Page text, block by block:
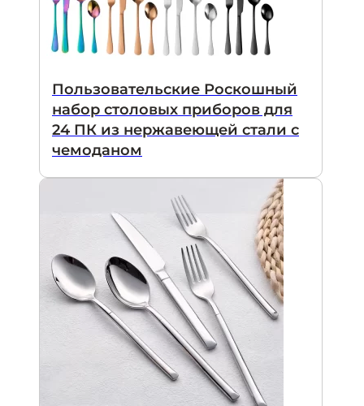
Пользовательские Роскошный
набор столовых приборов для
24 ПК из нержавеющей стали с
чемоданом